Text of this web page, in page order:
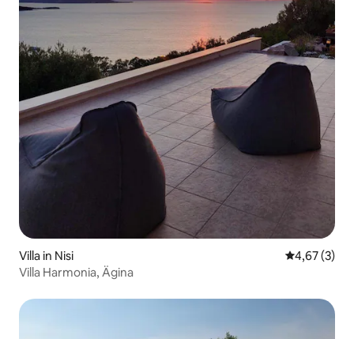
Villa in Nisi
4,67 (3)
Villa Harmonia, Ägina